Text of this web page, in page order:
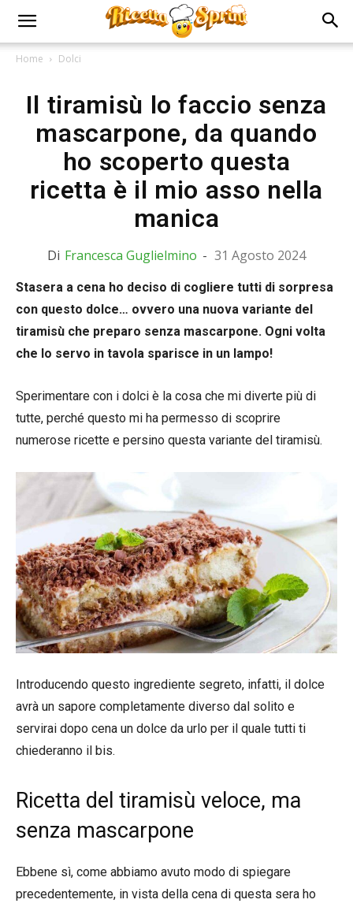
Home Dolci
Il tiramisù lo faccio senza
mascarpone, da quando
ho scoperto questa
ricetta è il mio asso nella
manica
Di Francesca Guglielmino - 31 Agosto 2024
Stasera a cena ho deciso di cogliere tutti di sorpresa
con questo dolce… ovvero una nuova variante del
tiramisù che preparo senza mascarpone. Ogni volta
che lo servo in tavola sparisce in un lampo!
Sperimentare con i dolci è la cosa che mi diverte più di
tutte, perché questo mi ha permesso di scoprire
numerose ricette e persino questa variante del tiramisù.
Introducendo questo ingrediente segreto, infatti, il dolce
avrà un sapore completamente diverso dal solito e
servirai dopo cena un dolce da urlo per il quale tutti ti
chiederanno il bis.
Ricetta del tiramisù veloce, ma
senza mascarpone
Ebbene sì, come abbiamo avuto modo di spiegare
precedentemente, in vista della cena di questa sera ho